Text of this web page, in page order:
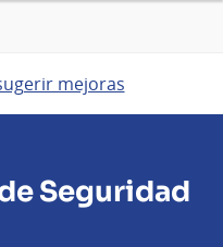
mejoras
Seguridad